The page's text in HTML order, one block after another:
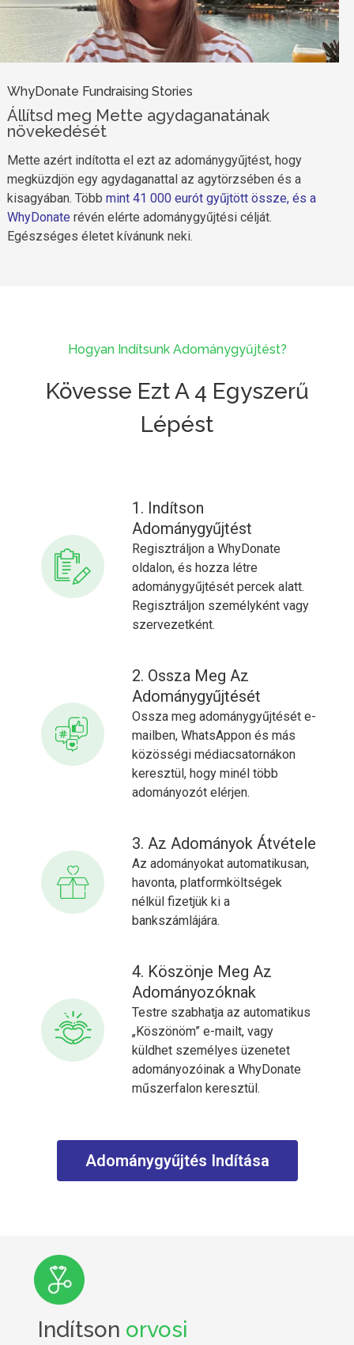
WhyDonate Fundraising Stories
Állítsd meg Mette agydaganatának
növekedését
Mette azért indította el ezt az adománygyűjtést, hogy
megküzdjön egy agydaganattal az agytörzsében és a
kisagyában. Több mint 41 000 eurót gyűjtött össze, és a
WhyDonate révén elérte adománygyűjtési célját.
Egészséges életet kívánunk neki.
Hogyan Indítsunk Adománygyűjtést?
Kövesse Ezt A 4 Egyszerű
Lépést
1. Indítson
Adománygyűjtést
Regisztráljon a WhyDonate
oldalon, és hozza létre
adománygyűjtését percek alatt.
Regisztráljon személyként vagy
szervezetként.
2. Ossza Meg Az
Adománygyűjtését
Ossza meg adománygyűjtését e-
mailben, WhatsAppon és más
közösségi médiacsatornákon
keresztül, hogy minél több
adományozót elérjen.
3. Az Adományok Átvétele
Az adományokat automatikusan,
havonta, platformköltségek
nélkül fizetjük ki a
bankszámlájára.
4. Köszönje Meg Az
Adományozóknak
Testre szabhatja az automatikus
„Köszönöm” e-mailt, vagy
küldhet személyes üzenetet
adományozóinak a WhyDonate
műszerfalon keresztül.
Adománygyűjtés Indítása
Indítson orvosi